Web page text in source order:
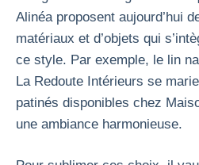
Alinéa proposent aujourd’hui
matériaux et d’objets qui
ce style. Par exemple, le lin
La Redoute Intérieurs se
patinés disponibles chez
une ambiance harmonieuse.